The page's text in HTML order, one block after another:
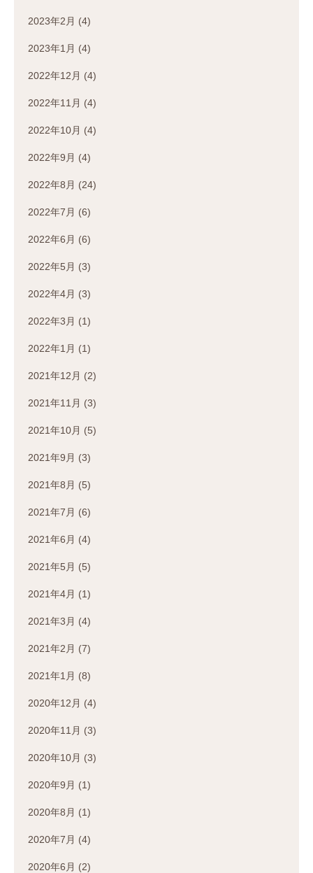
2023年2月 (4)
2023年1月 (4)
2022年12月 (4)
2022年11月 (4)
2022年10月 (4)
2022年9月 (4)
2022年8月 (24)
2022年7月 (6)
2022年6月 (6)
2022年5月 (3)
2022年4月 (3)
2022年3月 (1)
2022年1月 (1)
2021年12月 (2)
2021年11月 (3)
2021年10月 (5)
2021年9月 (3)
2021年8月 (5)
2021年7月 (6)
2021年6月 (4)
2021年5月 (5)
2021年4月 (1)
2021年3月 (4)
2021年2月 (7)
2021年1月 (8)
2020年12月 (4)
2020年11月 (3)
2020年10月 (3)
2020年9月 (1)
2020年8月 (1)
2020年7月 (4)
2020年6月 (2)